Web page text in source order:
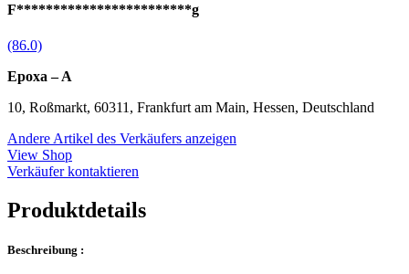
F************************g
(86.0)
Epoxa – A
10, Roßmarkt, 60311, Frankfurt am Main, Hessen, Deutschland
Andere Artikel des Verkäufers anzeigen
View Shop
Verkäufer kontaktieren
Produktdetails
Beschreibung :